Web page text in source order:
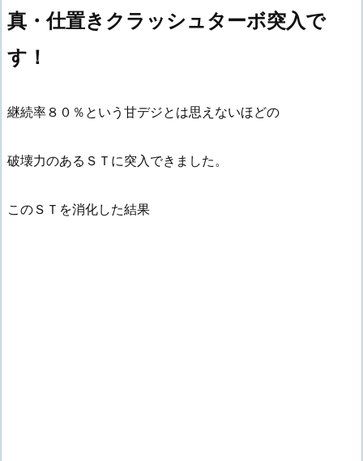
真・仕置きクラッシュターボ突入で
す！
継続率８０％という甘デジとは思えないほどの
破壊力のあるＳＴに突入できました。
このＳＴを消化した結果